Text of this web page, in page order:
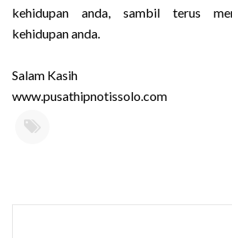
kehidupan anda, sambil terus
kehidupan anda.
Salam Kasih
www.pusathipnotissolo.com